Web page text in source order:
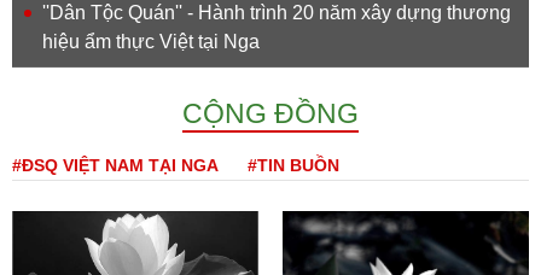
''Dân Tộc Quán'' - Hành trình 20 năm xây dựng thương
hiệu ẩm thực Việt tại Nga
CỘNG ĐỒNG
#ĐSQ VIỆT NAM TẠI NGA #TIN BUỒN